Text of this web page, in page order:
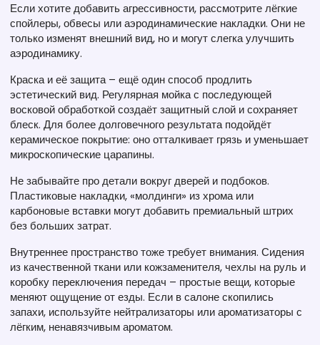
Если хотите добавить агрессивности, рассмотрите лёгкие
спойлеры, обвесы или аэродинамические накладки. Они не
только изменят внешний вид, но и могут слегка улучшить
аэродинамику.
Краска и её защита – ещё один способ продлить
эстетический вид. Регулярная мойка с последующей
восковой обработкой создаёт защитный слой и сохраняет
блеск. Для более долговечного результата подойдёт
керамическое покрытие: оно отталкивает грязь и уменьшает
микроскопические царапины.
Не забывайте про детали вокруг дверей и подбоков.
Пластиковые накладки, «молдинги» из хрома или
карбоновые вставки могут добавить премиальный штрих
без больших затрат.
Внутреннее пространство тоже требует внимания. Сидения
из качественной ткани или кожзаменителя, чехлы на руль и
коробку переключения передач – простые вещи, которые
меняют ощущение от езды. Если в салоне скопились
запахи, используйте нейтрализаторы или ароматизаторы с
лёгким, ненавязчивым ароматом.